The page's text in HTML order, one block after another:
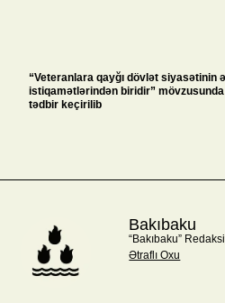
“Veteranlara qayğı dövlət siyasətinin
istiqamətlərindən biridir” mövzusunda
tədbir keçirilib
Bakıbaku
“Bakıbaku”
Ətraflı Oxu